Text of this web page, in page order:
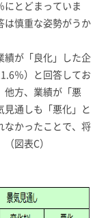
にとどまっていま
は慎重な姿勢がうか
が「良化」した企
％）と回答してお
他方、業績が「悪
通しも「悪化」と
なかったことで、将
図表C）